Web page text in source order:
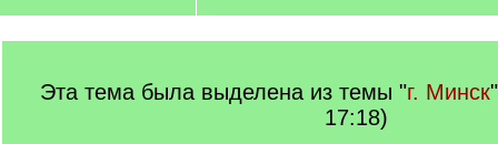
Эта тема была выделена из темы "г. Минск
17:18)